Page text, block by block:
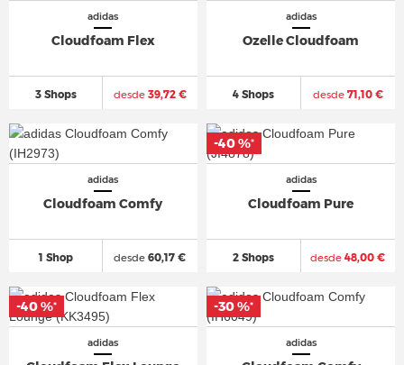
adidas
Cloudfoam Flex
3 Shops desde39,72 €
adidas
Ozelle Cloudfoam
4 Shops desde71,10 €
adidas
Cloudfoam Comfy
1 Shop desde 60,17 €
adidas
Cloudfoam Pure
2 Shops desde 48,00 €
-40 %*
adidas
-40 %*
adidas
-30 %*